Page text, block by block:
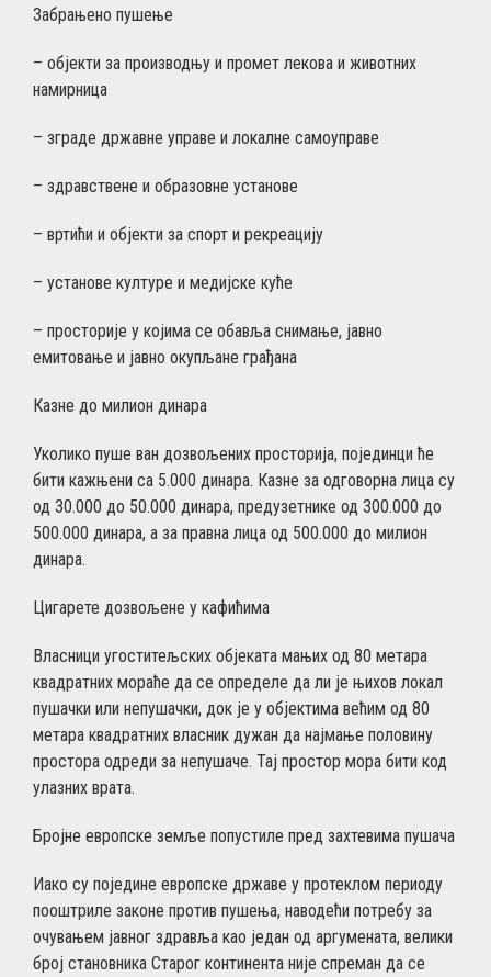
Забрањено пушење
– објекти за производњу и промет лекова и животних
намирница
– зграде државне управе и локалне самоуправе
– здравствене и образовне установе
– вртићи и објекти за спорт и рекреацију
– установе културе и медијске куће
– просторије у којима се обавља снимање, јавно
емитовање и јавно окупљане грађана
Казне до милион динара
Уколико пуше ван дозвољених просторија, појединци ће
бити кажњени са 5.000 динара. Казне за одговорна лица су
од 30.000 до 50.000 динара, предузетнике од 300.000 до
500.000 динара, а за правна лица од 500.000 до милион
динара.
Цигарете дозвољене у кафићима
Власници угоститељских објеката мањих од 80 метара
квадратних мораће да се определе да ли је њихов локал
пушачки или непушачки, док је у објектима већим од 80
метара квадратних власник дужан да најмање половину
простора одреди за непушаче. Тај простор мора бити код
улазних врата.
Бројне европске земље попустиле пред захтевима пушача
Иако су поједине европске државе у протеклом периоду
пооштриле законе против пушења, наводећи потребу за
очувањем јавног здравља као један од аргумената, велики
број становника Старог континента није спреман да се